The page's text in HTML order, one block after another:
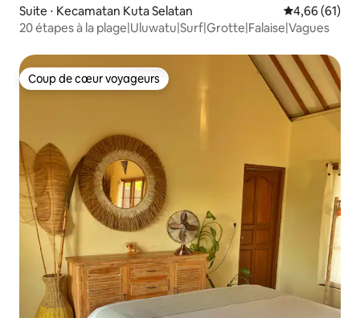
Suite ⋅ Kecamatan Kuta Selatan Évaluation
4,66 (61)
20 étapes à la plage|Uluwatu|Surf|Grotte|Falaise|Vagues
Coup de cœur voyageurs
Coup de cœur voyageurs